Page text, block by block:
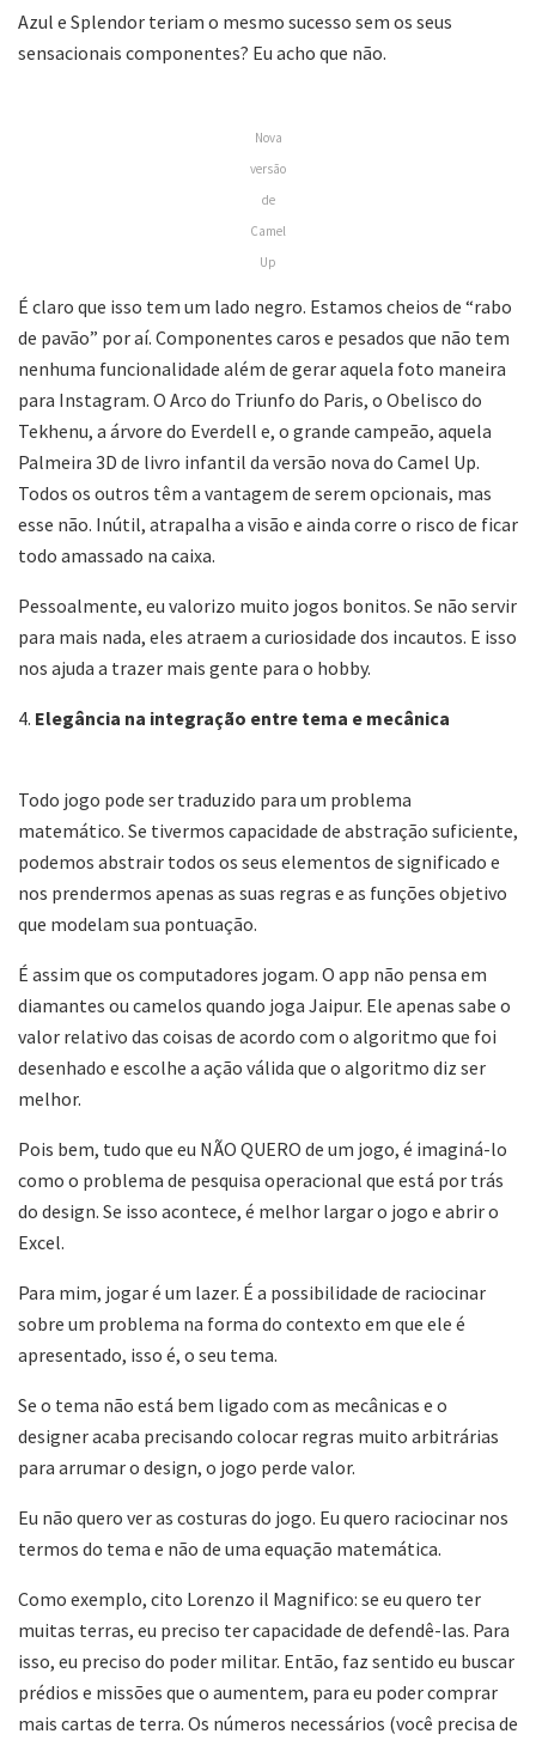
Azul e Splendor teriam o mesmo sucesso sem os seus
sensacionais componentes? Eu acho que não.
Nova
versão
de
Camel
Up
É claro que isso tem um lado negro. Estamos cheios de “rabo
de pavão” por aí. Componentes caros e pesados que não tem
nenhuma funcionalidade além de gerar aquela foto maneira
para Instagram. O Arco do Triunfo do Paris, o Obelisco do
Tekhenu, a árvore do Everdell e, o grande campeão, aquela
Palmeira 3D de livro infantil da versão nova do Camel Up.
Todos os outros têm a vantagem de serem opcionais, mas
esse não. Inútil, atrapalha a visão e ainda corre o risco de ficar
todo amassado na caixa.
Pessoalmente, eu valorizo muito jogos bonitos. Se não servir
para mais nada, eles atraem a curiosidade dos incautos. E isso
nos ajuda a trazer mais gente para o hobby.
4. Elegância na integração entre tema e mecânica
Todo jogo pode ser traduzido para um problema
matemático. Se tivermos capacidade de abstração suficiente,
podemos abstrair todos os seus elementos de significado e
nos prendermos apenas as suas regras e as funções objetivo
que modelam sua pontuação.
É assim que os computadores jogam. O app não pensa em
diamantes ou camelos quando joga Jaipur. Ele apenas sabe o
valor relativo das coisas de acordo com o algoritmo que foi
desenhado e escolhe a ação válida que o algoritmo diz ser
melhor.
Pois bem, tudo que eu NÃO QUERO de um jogo, é imaginá-lo
como o problema de pesquisa operacional que está por trás
do design. Se isso acontece, é melhor largar o jogo e abrir o
Excel.
Para mim, jogar é um lazer. É a possibilidade de raciocinar
sobre um problema na forma do contexto em que ele é
apresentado, isso é, o seu tema.
Se o tema não está bem ligado com as mecânicas e o
designer acaba precisando colocar regras muito arbitrárias
para arrumar o design, o jogo perde valor.
Eu não quero ver as costuras do jogo. Eu quero raciocinar nos
termos do tema e não de uma equação matemática.
Como exemplo, cito Lorenzo il Magnifico: se eu quero ter
muitas terras, eu preciso ter capacidade de defendê-las. Para
isso, eu preciso do poder militar. Então, faz sentido eu buscar
prédios e missões que o aumentem, para eu poder comprar
mais cartas de terra. Os números necessários (você precisa de